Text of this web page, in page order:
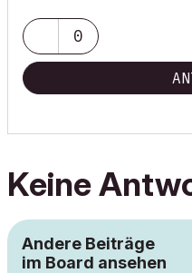
0
Keine
Andere Beiträge
im Board ansehen